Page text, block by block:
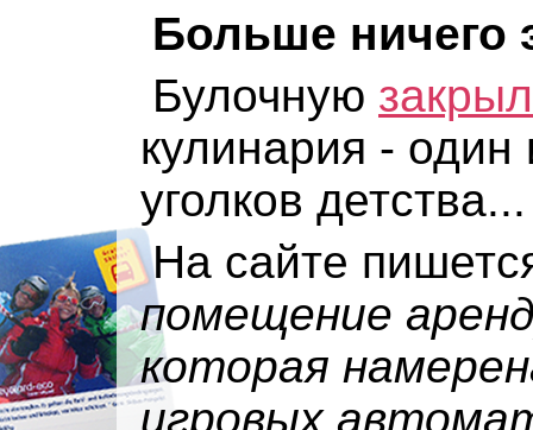
Больше ничего
Булочную
кулинария -
уголков
На сайте
помещение
которая
игровых